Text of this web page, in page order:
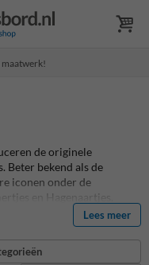
maatwerk!
de originele
Beter bekend als de
iconen onder de
en Hagenaartjes.
vormgeving. Naast de
Haagse paaltjes met
ook verkrijgbaar
te coaten.
Lees meer